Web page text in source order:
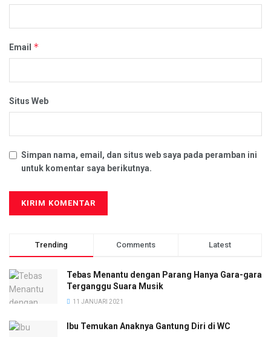
Email *
Situs Web
Simpan nama, email, dan situs web saya pada peramban ini
untuk komentar saya berikutnya.
Trending Comments Latest
Tebas Menantu dengan Parang Hanya Gara-gara
Terganggu Suara Musik
11 JANUARI 2021
Ibu Temukan Anaknya Gantung Diri di WC